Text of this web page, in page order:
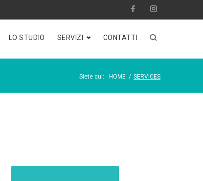
LO STUDIO SERVIZI CONTATTI
Siete qui: HOME / SERVICES